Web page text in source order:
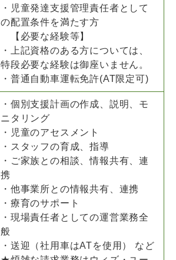
・児童発達支援管理責任者として
の配置条件を満たす方
【必要な経験等】
・上記資格のある方については、
特段必要な経験は御座いません。
・普通自動車運転免許(AT限定可)
・個別支援計画の作成、説明、モ
ニタリング
・児童のアセスメント
・スタッフの育成、指導
・ご家族との相談、情報共有、連
携
・他事業所との情報共有、連携
・療育のサポート
・現場責任者としての運営業務全
般
・送迎（社用車はATを使用） など